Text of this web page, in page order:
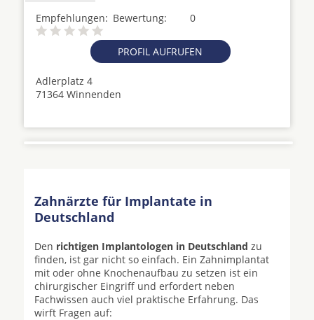
Empfehlungen: 0
Bewertung:
PROFIL AUFRUFEN
Adlerplatz 4
71364 Winnenden
Zahnärzte für Implantate in
Deutschland
Den richtigen Implantologen in Deutschland zu
finden, ist gar nicht so einfach. Ein Zahnimplantat
mit oder ohne Knochenaufbau zu setzen ist ein
chirurgischer Eingriff und erfordert neben
Fachwissen auch viel praktische Erfahrung. Das
wirft Fragen auf: